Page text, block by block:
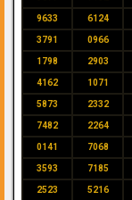
9633 6124
3791 0966
1798 2903
4162 1071
5873 2332
7482 2264
0141 7068
3593 7185
2523 5216